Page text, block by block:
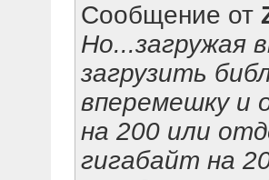
Сообщение от
Но...загружая
загрузить
вперемешку и
на 200 или
гигабайт на